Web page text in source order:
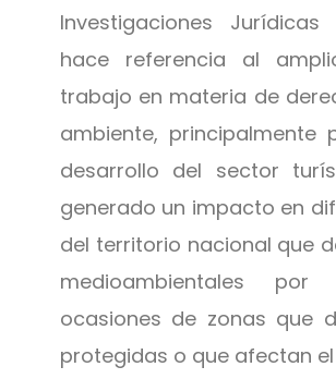
Investigaciones
hace referencia al
trabajo en materia de
ambiente, principalmente
desarrollo del sector
generado un impacto en
del territorio nacional que
medioambientales
ocasiones de zonas que
protegidas o que afectan